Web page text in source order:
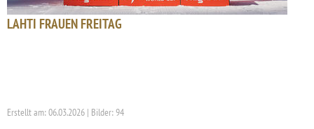
LAHTI FRAUEN FREITAG
Erstellt am: 06.03.2026 | Bilder: 94